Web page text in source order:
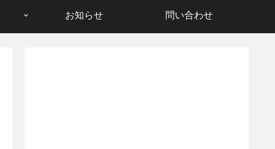
お知らせ 問い合わせ